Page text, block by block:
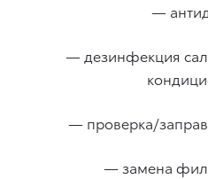
—
— дезинфекция
— проверка/
— замена